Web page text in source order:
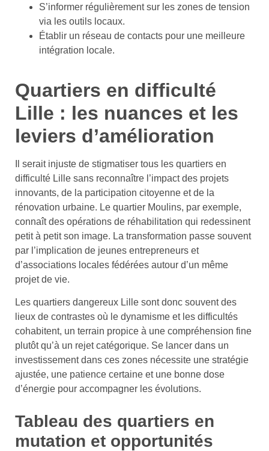
S’informer régulièrement sur les zones de tension
via les outils locaux.
Établir un réseau de contacts pour une meilleure
intégration locale.
Quartiers en difficulté
Lille : les nuances et les
leviers d’amélioration
Il serait injuste de stigmatiser tous les quartiers en
difficulté Lille sans reconnaître l’impact des projets
innovants, de la participation citoyenne et de la
rénovation urbaine. Le quartier Moulins, par exemple,
connaît des opérations de réhabilitation qui redessinent
petit à petit son image. La transformation passe souvent
par l’implication de jeunes entrepreneurs et
d’associations locales fédérées autour d’un même
projet de vie.
Les quartiers dangereux Lille sont donc souvent des
lieux de contrastes où le dynamisme et les difficultés
cohabitent, un terrain propice à une compréhension fine
plutôt qu’à un rejet catégorique. Se lancer dans un
investissement dans ces zones nécessite une stratégie
ajustée, une patience certaine et une bonne dose
d’énergie pour accompagner les évolutions.
Tableau des quartiers en
mutation et opportunités